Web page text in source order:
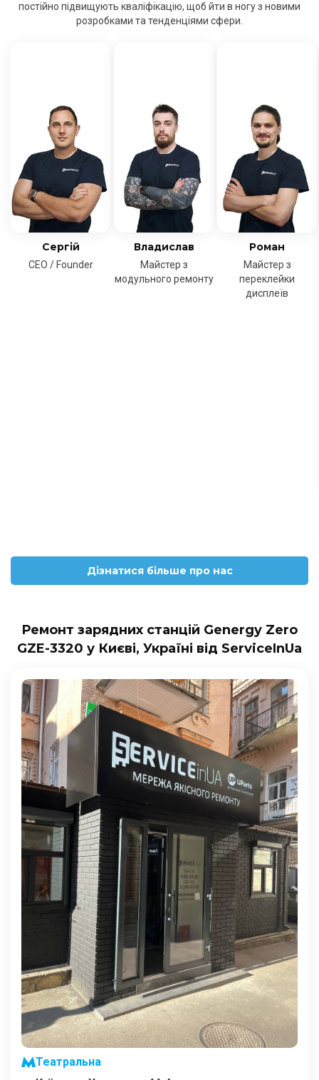
постійно підвищують кваліфікацію, щоб йти в ногу з новими
розробками та тенденціями сфери.
Сергій
CEO / Founder
Владислав
Майстер з
модульного ремонту
Роман
Майстер з
переклейки
дисплеїв
Дізнатися більше про нас
Ремонт зарядних станцій Genergy Zero
GZE-3320 у Києві, Україні від ServiceInUa
Театральна